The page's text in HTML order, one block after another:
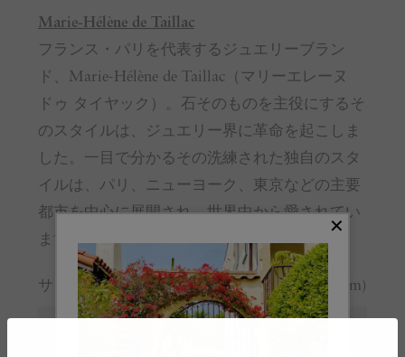
Marie-Hélène de Taillac
フランス・パリを代表するジュエリーブラン
ド、Marie-Hélène de Taillac（マリーエレーヌ
ドゥ タイヤック）。石そのものを主役にするそ
のスタイルは、ジュエリー界に革命を起こしま
した。一目で分かるその洗練された独自のスタ
イルは、パリ、ニューヨーク、東京などの主要
都市を中心に展開され、世界中から愛されてい
ます。
サイズガイド (cm)